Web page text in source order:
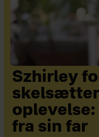
Szhirley
fra sin far